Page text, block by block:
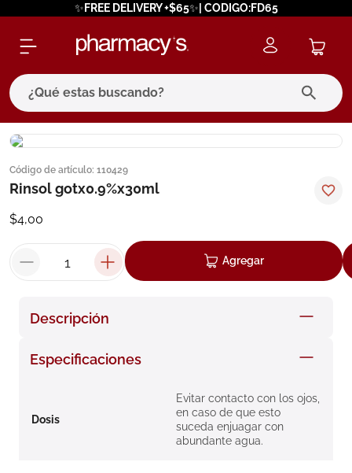
✨FREE DELIVERY +$65✨| CODIGO:FD65
¿Qué estas buscando?
Código de artículo: 110429
Rinsol gotx0.9%x30ml
$4,00
Agregar
Descripción
Especificaciones
Dosis
Evitar contacto con los ojos,
en caso de que esto
suceda enjuagar con
abundante agua.
términos más buscados
1. eucerin
pilexil
5. cerave
6 degraler
8. roche posay
10.neumoflux